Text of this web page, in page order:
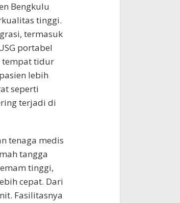
Bengkulu
tinggi.
termasuk
portabel
tempat tidur
lebih
seperti
terjadi di
tenaga medis
tangga
tinggi,
cepat. Dari
Fasilitasnya